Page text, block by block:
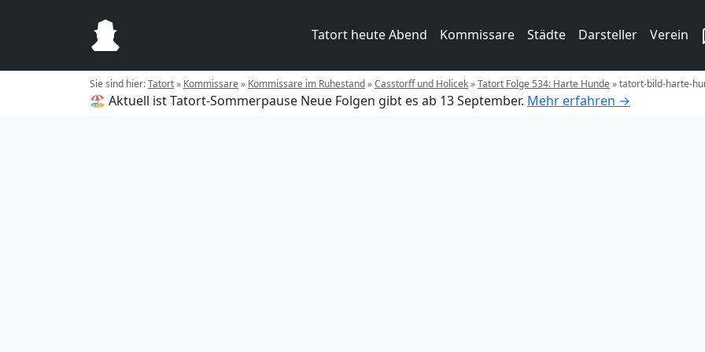
Tatort heute Abend Kommissare Städte Darsteller Verein
Sie sind hier:Tatort» Kommissare» Kommissare im Ruhestand»Casstorff und Holicek»Tatort Folge 534: Harte Hunde»tatort-bild-harte-
🏖️ Aktuell ist Tatort-Sommerpause Neue Folgen gibt es ab 13 September. Mehr erfahren →